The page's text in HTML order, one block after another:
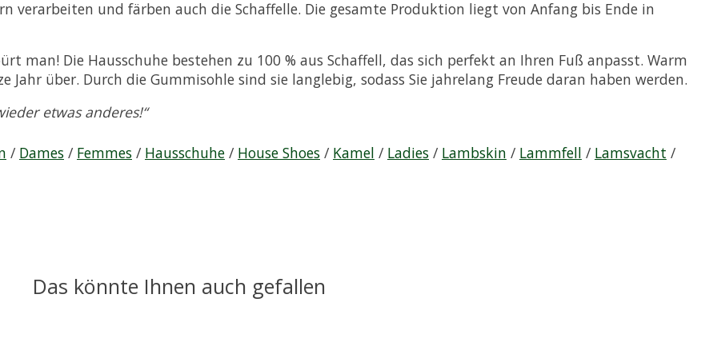
verarbeiten und färben auch die Schaffelle. Die gesamte Produktion liegt von Anfang bis Ende in
man! Die Hausschuhe bestehen zu 100 % aus Schaffell, das sich perfekt an Ihren Fuß anpasst. Warm
über. Durch die Gummisohle sind sie langlebig, sodass Sie jahrelang Freude daran haben werden.
etwas anderes!“
/ Dames / Femmes / Hausschuhe / House Shoes / Kamel / Ladies / Lambskin / Lammfell / Lamsvacht /
Das könnte Ihnen auch gefallen